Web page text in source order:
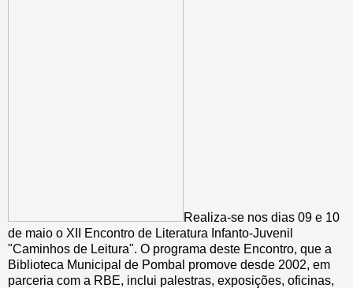
Realiza-se nos dias 09 e 10
de maio o XII Encontro de Literatura Infanto-Juvenil
"Caminhos de Leitura". O programa deste Encontro, que a
Biblioteca Municipal de Pombal promove desde 2002, em
parceria com a RBE, inclui palestras, exposições, oficinas,